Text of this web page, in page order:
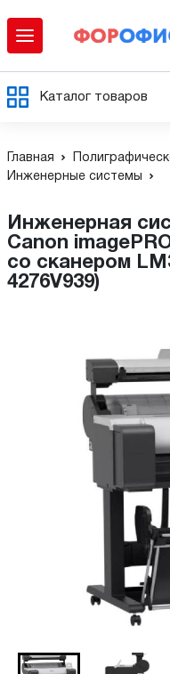
Каталог товаров
Главная
Инженерные системы
Инженерная система (МФУ)
Canon
со сканером
4276V939)